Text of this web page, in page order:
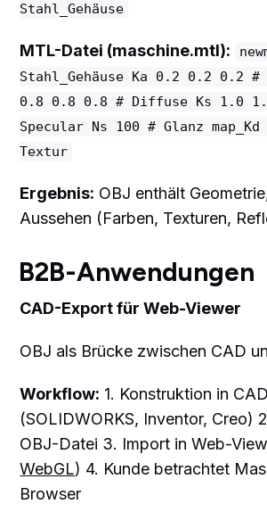
Stahl_Gehäuse
MTL-Datei (maschine.mtl):
Stahl_Gehäuse Ka 0.2 0.2 0.2 #
0.8 0.8 0.8 # Diffuse Ks 1.0
Specular Ns 100 # Glanz
Textur
Ergebnis: OBJ enthält
Aussehen (Farben, Texturen,
B2B-Anwendungen
CAD-Export für Web-Viewer
OBJ als Brücke zwischen CAD
Workflow: 1. Konstruktion in CAD
(SOLIDWORKS, Inventor, Creo)
OBJ-Datei 3. Import in Web-
WebGL) 4. Kunde betrachtet
Browser